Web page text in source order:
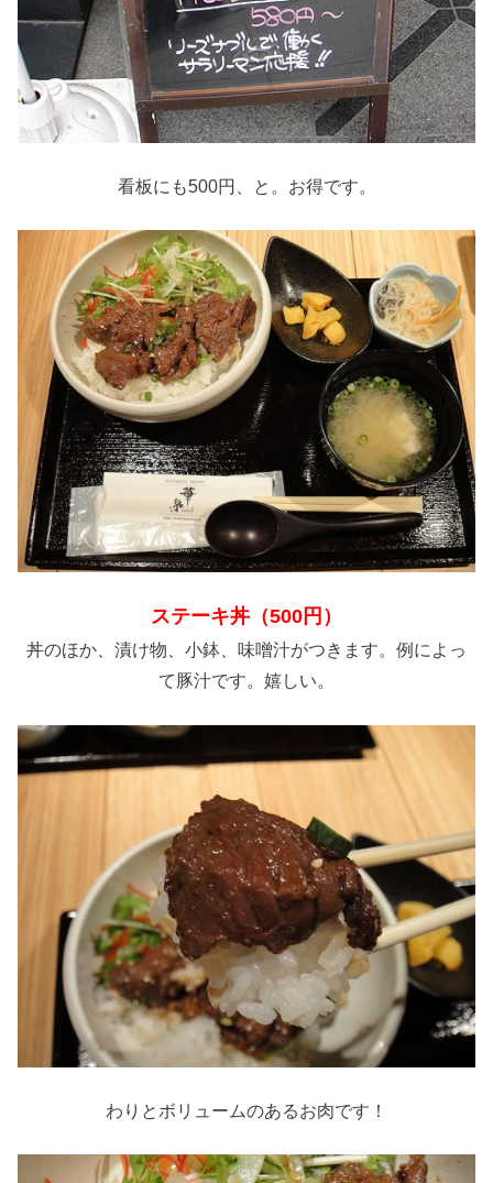
看板にも500円、と。お得です。
ステーキ丼（500円）
丼のほか、漬け物、小鉢、味噌汁がつきます。例によっ
て豚汁です。嬉しい。
わりとボリュームのあるお肉です！